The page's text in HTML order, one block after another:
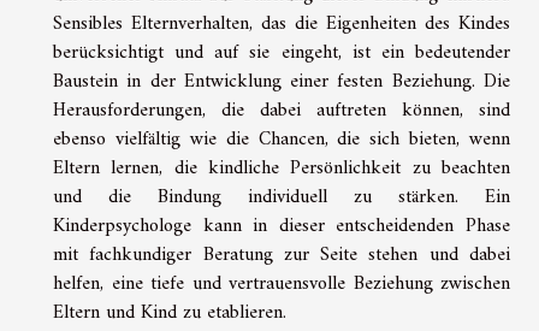
Sensibles Elternverhalten, das die Eigenheiten des Kindes
berücksichtigt und auf sie eingeht, ist ein bedeutender
Baustein in der Entwicklung einer festen Beziehung. Die
Herausforderungen, die dabei auftreten können, sind
ebenso vielfältig wie die Chancen, die sich bieten, wenn
Eltern lernen, die kindliche Persönlichkeit zu beachten
und die Bindung individuell zu stärken. Ein
Kinderpsychologe kann in dieser entscheidenden Phase
mit fachkundiger Beratung zur Seite stehen und dabei
helfen, eine tiefe und vertrauensvolle Beziehung zwischen
Eltern und Kind zu etablieren.